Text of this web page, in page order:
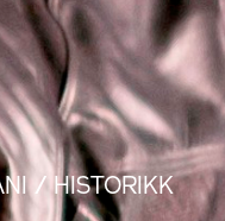
/HISTORIKK